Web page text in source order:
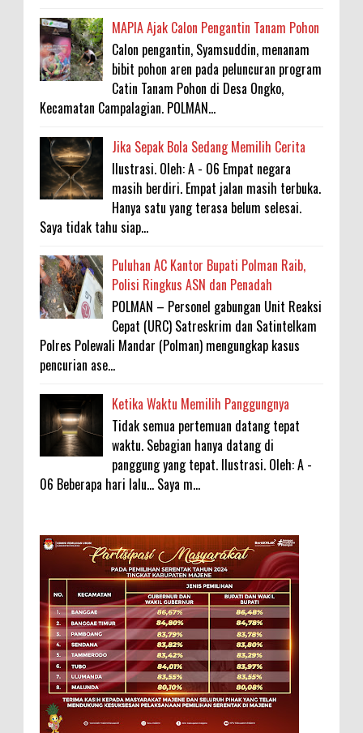
MAPIA Ajak Calon Pengantin Tanam Pohon
Calon pengantin, Syamsuddin, menanam
bibit pohon aren pada peluncuran program
Catin Tanam Pohon di Desa Ongko,
Kecamatan Campalagian. POLMAN...
Jika Sepak Bola Sedang Memilih Cerita
Ilustrasi. Oleh: A - 06 Empat negara
masih berdiri. Empat jalan masih terbuka.
Hanya satu yang terasa belum selesai.
Saya tidak tahu siap...
Puluhan AC Kantor Bupati Polman Raib,
Polisi Ringkus ASN dan Penadah
POLMAN – Personel gabungan Unit Reaksi
Cepat (URC) Satreskrim dan Satintelkam
Polres Polewali Mandar (Polman) mengungkap kasus
pencurian ase...
Ketika Waktu Memilih Panggungnya
Tidak semua pertemuan datang tepat
waktu. Sebagian hanya datang di
panggung yang tepat. Ilustrasi. Oleh: A -
06 Beberapa hari lalu... Saya m...